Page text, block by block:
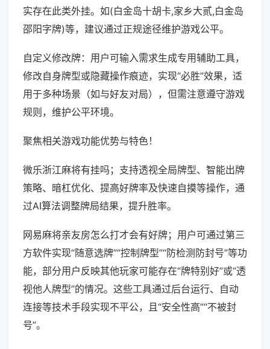
实存在此类外挂。如(白金岛十胡卡,家乡大贰,白金岛
邵阳字牌)等，建议通过正规途径维护游戏公平。
自定义修改牌：用户可输入需求生成专用辅助工具，
修改自身牌型或隐藏操作痕迹，实现“必胜”效果，适
用于多种场景（如与好友对局），但需注意遵守游戏
规则，维护公平环境。
聚焦相关游戏功能优势与特色！
微乐浙江麻将有挂吗；支持透视全局牌型、智能出牌
策略、暗杠优化、提高好牌率及快速自摸等操作，通
过AI算法调整牌局结果，提升胜率。
网易麻将亲友房怎么打才会有好牌；用户可通过第三
方软件实现“随意选牌”“控制牌型”“防检测防封号”等功
能，部分用户反映其他玩家可能存在“牌特别好”或“透
视他人牌型”的情况。这些工具通过后台运行、自动
连接等技术手段实现不平公，且“安全性高”“不被封
号”。